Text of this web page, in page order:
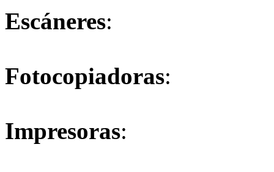
Escáneres:
Fotocopiadoras:
Impresoras: